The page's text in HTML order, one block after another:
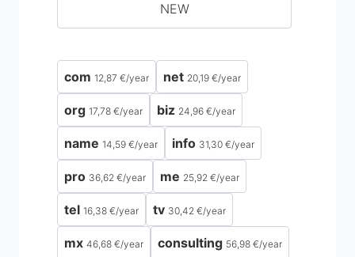
NEW
com 12,87 €/year net 20,19 €/year
org 17,78 €/year biz 24,96 €/year
name 14,59 €/year info 31,30 €/year
pro 36,62 €/year me 25,92 €/year
tel 16,38 €/year tv 30,42 €/year
mx 46,68 €/year consulting 56,98 €/year